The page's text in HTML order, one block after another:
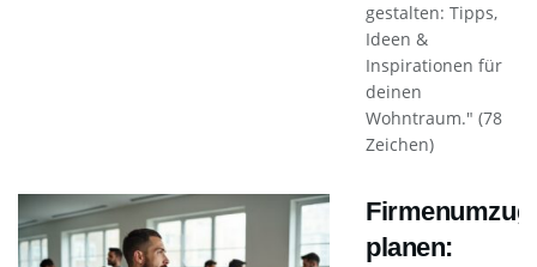
gestalten: Tipps,
Ideen &
Inspirationen für
deinen
Wohntraum." (78
Zeichen)
Firmenumzug
planen: